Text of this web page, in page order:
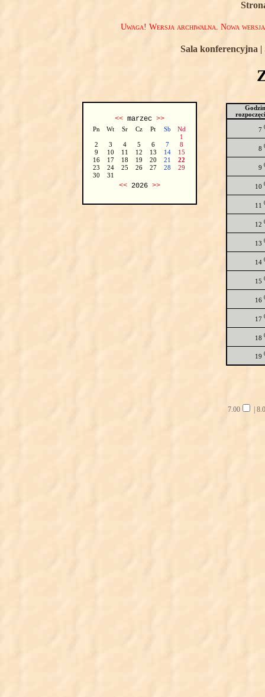
Uwaga! Wersja archiwalna. Nowa
Sala konferencyjna |
<<marzec >>
Pn Wt Sr Cz Pt Sb
Nd
1
2
3 4 5 6 7
8
9
10 11 12 13 14
15
16
17 18 19 20 21
22
23
24 25 26 27 28
29
30
31
<<2026 >>
7
8
9
10
11
12
13
14
15
16
17
18
19
7.00